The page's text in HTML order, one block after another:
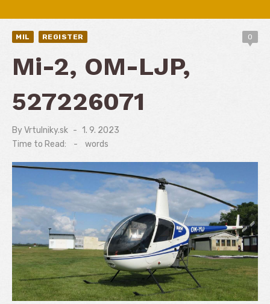
MIL REGISTER 0
Mi-2, OM-LJP,
527226071
ByVrtulniky.sk
Posted
on
1. 9. 2023
Time to Read:
- words